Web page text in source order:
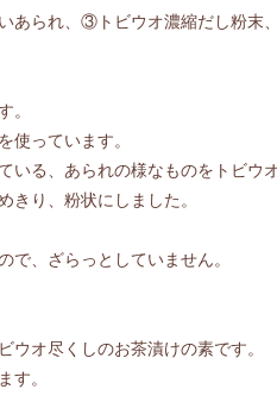
られ、③トビウオ濃縮だし粉末
。
っています。
る、あられの様なものをトビウ
り、粉状にしました。
、ざらっとしていません。
オ尽くしのお茶漬けの素です。
す。